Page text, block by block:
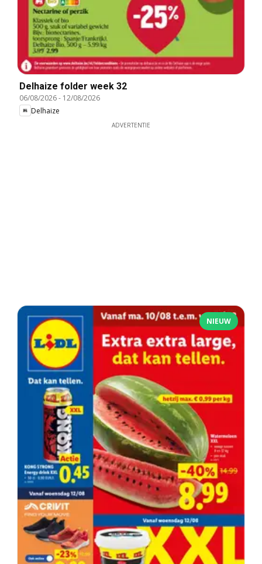
Delhaize folder week 32
06/08/2026- 12/08/2026
Delhaize
ADVERTENTIE
NIEUW